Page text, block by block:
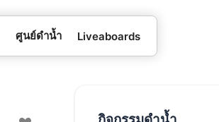
ศูนย์ดำน้ำ Liveaboards